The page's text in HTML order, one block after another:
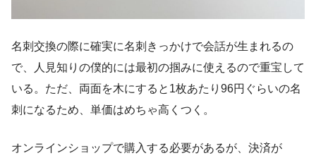
名刺交換の際に確実に名刺きっかけで会話が生まれるの
で、人見知りの僕的には最初の掴みに使えるので重宝して
いる。ただ、両面を木にすると1枚あたり96円ぐらいの名
刺になるため、単価はめちゃ高くつく。
オンラインショップで購入する必要があるが、決済が